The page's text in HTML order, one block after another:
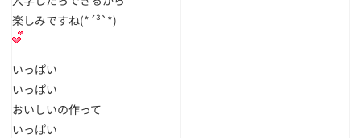
楽しみですね(*´³`*)
いっぱい
いっぱい
おいしいの作って
いっぱい